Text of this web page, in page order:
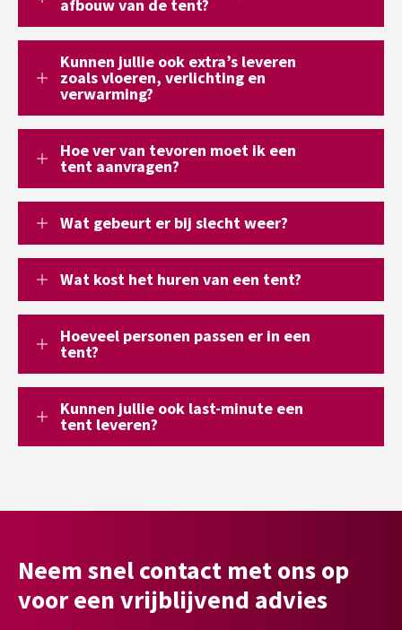
afbouw van de tent?
Kunnen jullie ook extra’s leveren
zoals vloeren, verlichting en
verwarming?
Hoe ver van tevoren moet ik een
tent aanvragen?
Wat gebeurt er bij slecht weer?
Wat kost het huren van een tent?
Hoeveel personen passen er in een
tent?
Kunnen jullie ook last-minute een
tent leveren?
Neem snel contact met ons op
voor een vrijblijvend advies